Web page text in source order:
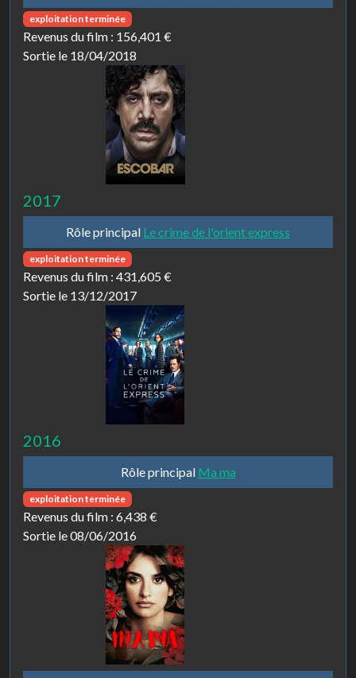
exploitation terminée
Revenus du film : 156,401 €
Sortie le 18/04/2018
2017
Rôle principal Le crime de l'orient express
exploitation terminée
Revenus du film : 431,605 €
Sortie le 13/12/2017
2016
Rôle principal Ma ma
exploitation terminée
Revenus du film : 6,438 €
Sortie le 08/06/2016